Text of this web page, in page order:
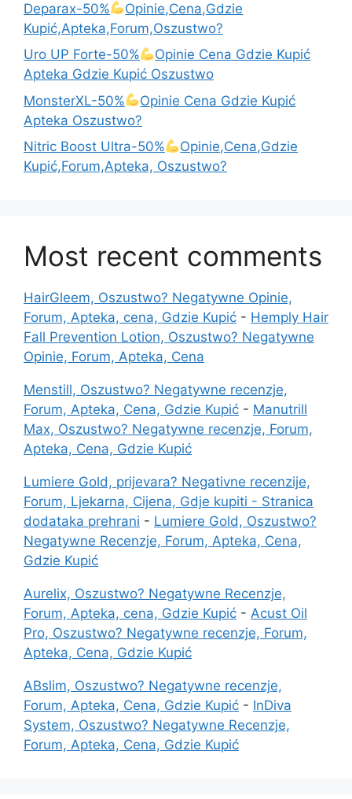
Deparax-50%
Opinie,Cena,Gdzie
Kupić,Apteka,Forum,Oszustwo?
Uro UP Forte-50%
Opinie Cena Gdzie Kupić
Apteka Gdzie Kupić Oszustwo
MonsterXL-50%
Opinie Cena Gdzie Kupić
Apteka Oszustwo?
Nitric Boost Ultra-50%
Opinie,Cena,Gdzie
Kupić,Forum,Apteka, Oszustwo?
Most recent comments
HairGleem, Oszustwo? Negatywne Opinie,
Forum, Apteka, cena, Gdzie Kupić - Hemply Hair
Fall Prevention Lotion, Oszustwo? Negatywne
Opinie, Forum, Apteka, Cena
Menstill, Oszustwo? Negatywne recenzje,
Forum, Apteka, Cena, Gdzie Kupić - Manutrill
Max, Oszustwo? Negatywne recenzje, Forum,
Apteka, Cena, Gdzie Kupić
Lumiere Gold, prijevara? Negativne recenzije,
Forum, Ljekarna, Cijena, Gdje kupiti - Stranica
dodataka prehrani - Lumiere Gold, Oszustwo?
Negatywne Recenzje, Forum, Apteka, Cena,
Gdzie Kupić
Aurelix, Oszustwo? Negatywne Recenzje,
Forum, Apteka, cena, Gdzie Kupić - Acust Oil
Pro, Oszustwo? Negatywne recenzje, Forum,
Apteka, Cena, Gdzie Kupić
ABslim, Oszustwo? Negatywne recenzje,
Forum, Apteka, Cena, Gdzie Kupić - InDiva
System, Oszustwo? Negatywne Recenzje,
Forum, Apteka, Cena, Gdzie Kupić